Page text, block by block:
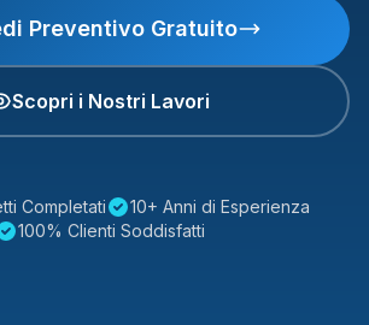
Preventivo Gratuito
Scopri i Nostri Lavori
Completati
10+ Anni di Esperienza
100% Clienti Soddisfatti